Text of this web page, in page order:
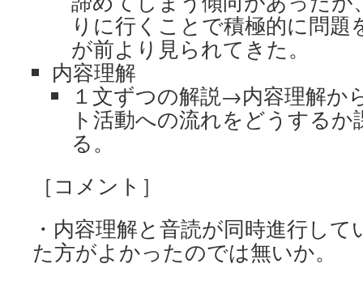
りに行くことで積極的に問題
が前より見られてきた。
内容理解
１文ずつの解説→内容理解か
ト活動への流れをどうする
る。
［コメント］
・内容理解と音読が同時進行し
た方がよかったのでは無いか。